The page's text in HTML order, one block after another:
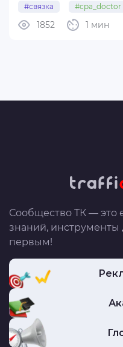
Ца оффера: Мужчины от 19 до 38 лет. ?
#связка #cpa_doctor
#доктор 1 мин
1852
Сообщество ТК — это
знаний,
первым!